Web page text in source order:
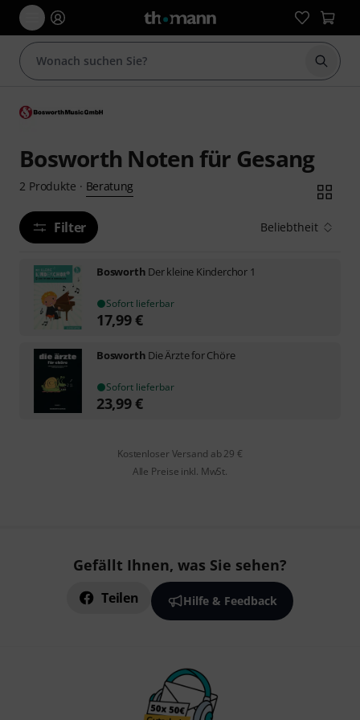
Suche
Bosworth Noten für Gesang
2 Produkte · Beratung
Filter Beliebtheit
Bosworth Der kleine Kinderchor 1
Sofort lieferbar
17,99€
Bosworth Die Ärzte for Chöre
Sofort lieferbar
23,99€
Kostenloser Versand ab 29 €
Alle Preise inkl. MwSt.
Gefällt Ihnen, was Sie sehen?
Teilen Hilfe & Feedback